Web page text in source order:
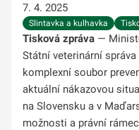
7. 4. 2025
Slintavka a kulhavka
Tisková zpráva —
Státní veterinární
komplexní soubor
aktuální nákazovou
na Slovensku a v
možnosti a právní